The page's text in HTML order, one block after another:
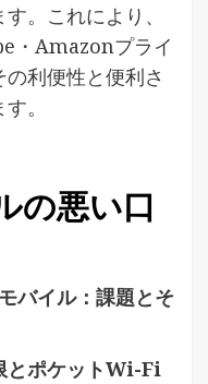
。これにより、
・Amazonプライ
利便性と便利さ
。
の悪い口
バイル：課題とそ
とポケットWi-Fi